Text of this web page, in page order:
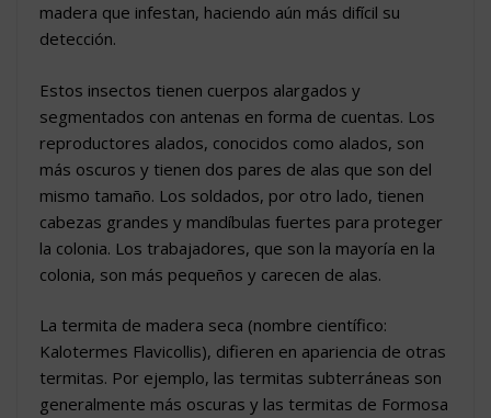
madera que infestan, haciendo aún más difícil su
detección.
Estos insectos tienen cuerpos alargados y
segmentados con antenas en forma de cuentas. Los
reproductores alados, conocidos como alados, son
más oscuros y tienen dos pares de alas que son del
mismo tamaño. Los soldados, por otro lado, tienen
cabezas grandes y mandíbulas fuertes para proteger
la colonia. Los trabajadores, que son la mayoría en la
colonia, son más pequeños y carecen de alas.
La termita de madera seca (nombre científico:
Kalotermes Flavicollis), difieren en apariencia de otras
termitas. Por ejemplo, las termitas subterráneas son
generalmente más oscuras y las termitas de Formosa